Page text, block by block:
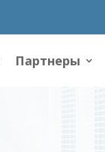
Партнеры